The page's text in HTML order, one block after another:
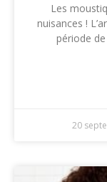
Les
nuisances !
période
20